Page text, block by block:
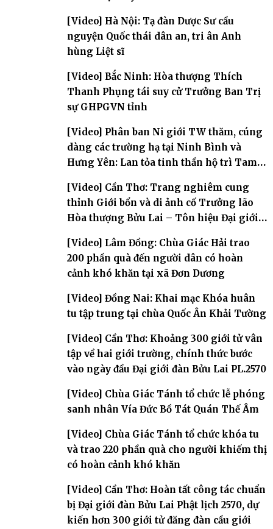
[Video] Hà Nội: Tạ đàn Dược Sư cầu
nguyện Quốc thái dân an, tri ân Anh
hùng Liệt sĩ
[Video] Bắc Ninh: Hòa thượng Thích
Thanh Phụng tái suy cử Trưởng Ban Trị
sự GHPGVN tỉnh
[Video] Phân ban Ni giới TW thăm, cúng
dàng các trường hạ tại Ninh Bình và
Hưng Yên: Lan tỏa tinh thần hộ trì Tam
[Video] Cần Thơ: Trang nghiêm cung
thỉnh Giới bổn và di ảnh cố Trưởng lão
Hòa thượng Bửu Lai – Tôn hiệu Đại giới
[Video] Lâm Đồng: Chùa Giác Hải trao
200 phần quà đến người dân có hoàn
cảnh khó khăn tại xã Đơn Dương
[Video] Đồng Nai: Khai mạc Khóa huân
tu tập trung tại chùa Quốc Ân Khải Tường
[Video] Cần Thơ: Khoảng 300 giới tử vân
tập về hai giới trường, chính thức bước
vào ngày đầu Đại giới đàn Bửu Lai PL.2570
[Video] Chùa Giác Tánh tổ chức lễ phóng
sanh nhân Vía Đức Bồ Tát Quán Thế Âm
[Video] Chùa Giác Tánh tổ chức khóa tu
và trao 220 phần quà cho người khiếm thị
có hoàn cảnh khó khăn
[Video] Cần Thơ: Hoàn tất công tác chuẩn
bị Đại giới đàn Bửu Lai Phật lịch 2570, dự
kiến hơn 300 giới tử đăng đàn cầu giới